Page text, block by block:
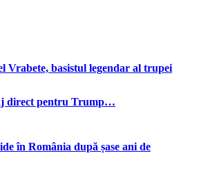
basistul legendar al trupei
direct pentru Trump…
în România după șase ani de